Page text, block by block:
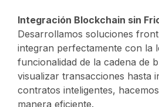
Integración Blockchain sin
Desarrollamos soluciones
integran perfectamente con la
funcionalidad de la cadena de
visualizar transacciones hasta
contratos inteligentes,
manera eficiente.